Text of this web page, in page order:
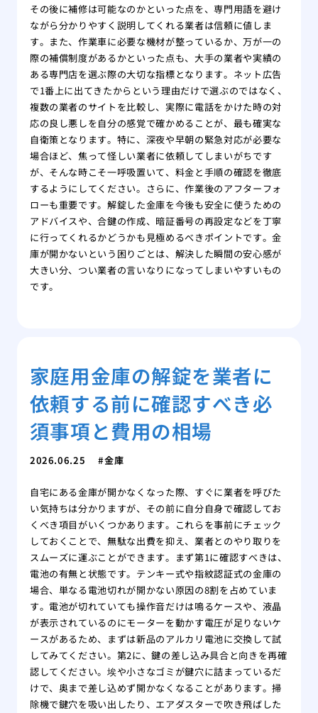
その後に補修は可能なのかといった点を、専門用語を避け
ながら分かりやすく説明してくれる業者は信頼に値しま
す。また、作業車に必要な機材が整っているか、万が一の
際の補償制度があるかといった点も、大手の業者や実績の
ある専門店を選ぶ際の大切な指標となります。ネット広告
で1番上に出てきたからという理由だけで選ぶのではなく、
複数の業者のサイトを比較し、実際に電話をかけた時の対
応の良し悪しを自分の感覚で確かめることが、最も確実な
自衛策となります。特に、深夜や早朝の緊急対応が必要な
場合ほど、焦って怪しい業者に依頼してしまいがちです
が、そんな時こそ一呼吸置いて、料金と手順の確認を徹底
するようにしてください。さらに、作業後のアフターフォ
ローも重要です。解錠した金庫を今後も安全に使うための
アドバイスや、合鍵の作成、暗証番号の再設定などを丁寧
に行ってくれるかどうかも見極めるべきポイントです。金
庫が開かないという困りごとは、解決した瞬間の安心感が
大きい分、つい業者の言いなりになってしまいやすいもの
です。
家庭用金庫の解錠を業者に
依頼する前に確認すべき必
須事項と費用の相場
2026.06.25 金庫
自宅にある金庫が開かなくなった際、すぐに業者を呼びた
い気持ちは分かりますが、その前に自分自身で確認してお
くべき項目がいくつかあります。これらを事前にチェック
しておくことで、無駄な出費を抑え、業者とのやり取りを
スムーズに運ぶことができます。まず第1に確認すべきは、
電池の有無と状態です。テンキー式や指紋認証式の金庫の
場合、単なる電池切れが開かない原因の8割を占めていま
す。電池が切れていても操作音だけは鳴るケースや、液晶
が表示されているのにモーターを動かす電圧が足りないケ
ースがあるため、まずは新品のアルカリ電池に交換して試
してみてください。第2に、鍵の差し込み具合と向きを再確
認してください。埃や小さなゴミが鍵穴に詰まっているだ
けで、奥まで差し込めず開かなくなることがあります。掃
除機で鍵穴を吸い出したり、エアダスターで吹き飛ばした